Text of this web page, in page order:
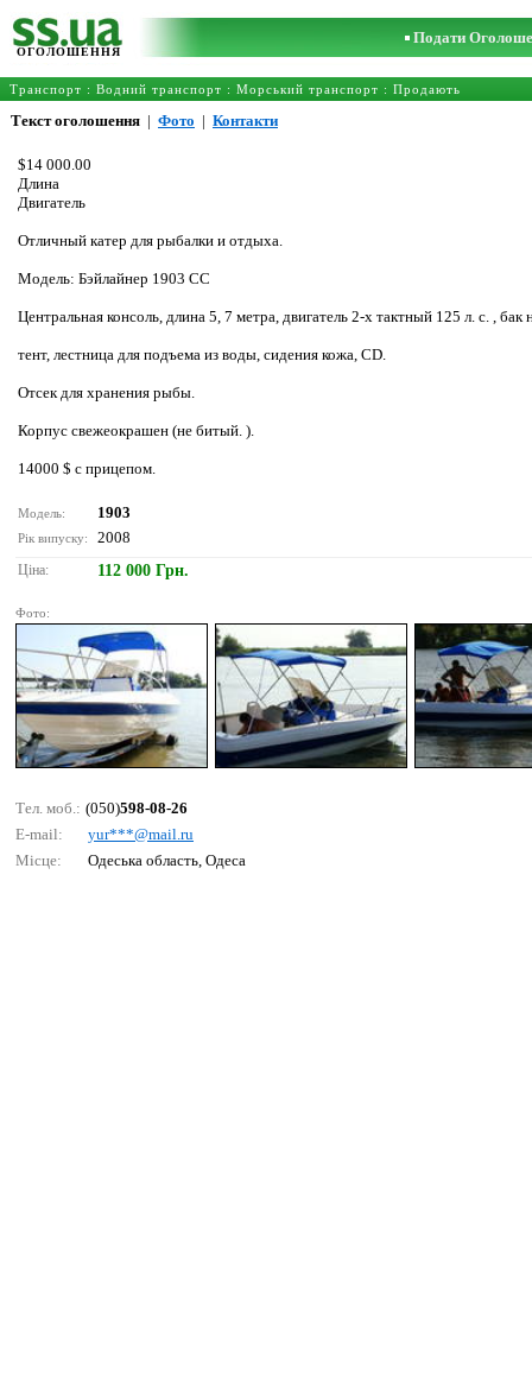
ОГОЛОШЕННЯ
Подати
Транспорт : Водний транспорт : Морський транспорт : Продають
Текст оголошення | Фото | Контакти
$14 000.00
Длина
Двигатель
Отличный катер для рыбалки и отдыха.
Модель: Бэйлайнер 1903 СС
Центральная консоль, длина 5, 7 метра, двигатель 2-х тактный 125 л. с. , бак
тент, лестница для подъема из воды, сидения кожа, CD.
Отсек для хранения рыбы.
Корпус свежеокрашен (не битый. ).
14000 $ с прицепом.
Модель: 1903
Рік випуску: 2008
Ціна: 112 000 Грн.
Фото:
Тел. моб.: (050)598-08-26
E-mail:
yur***@mаil.ru
Місце:
Одеська область, Одеса